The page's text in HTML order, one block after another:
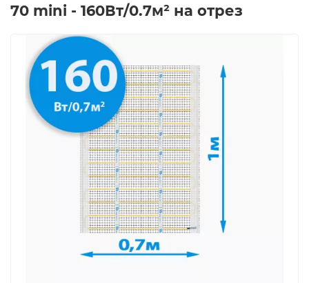
70 mini - 160Вт/0.7м² на отрез